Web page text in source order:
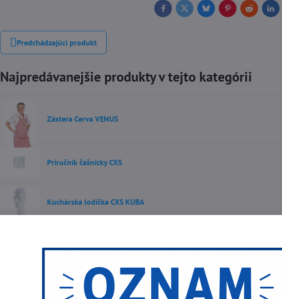
FacebookTwitterBlueskyPinterestReddit
Predchádzajúci produkt
Najpredávanejšie produkty v tejto kategórii
Zástera Cerva VENUS
Príručník čašnícky CXS
Kuchárska lodička CXS KUBA